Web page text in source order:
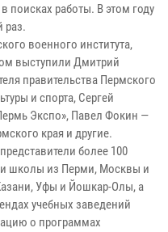
поисках работы. В этом году
раз.
военного института,
выступили Дмитрий
правительства Пермского
и спорта, Сергей
Экспо», Павел Фокин —
края и другие.
более 100
школы из Перми, Москвы и
Уфы и Йошкар-Олы, а
учебных заведений
о программах